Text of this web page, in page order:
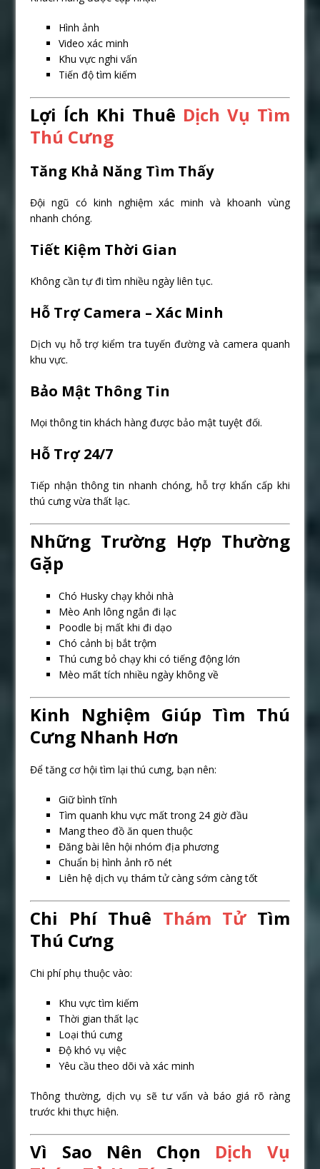
Hình ảnh
Video xác minh
Khu vực nghi vấn
Tiến độ tìm kiếm
Lợi Ích Khi Thuê Dịch Vụ Tìm
Thú Cưng
Tăng Khả Năng Tìm Thấy
Đội ngũ có kinh nghiệm xác minh và khoanh vùng
nhanh chóng.
Tiết Kiệm Thời Gian
Không cần tự đi tìm nhiều ngày liên tục.
Hỗ Trợ Camera – Xác Minh
Dịch vụ hỗ trợ kiểm tra tuyến đường và camera quanh
khu vực.
Bảo Mật Thông Tin
Mọi thông tin khách hàng được bảo mật tuyệt đối.
Hỗ Trợ 24/7
Tiếp nhận thông tin nhanh chóng, hỗ trợ khẩn cấp khi
thú cưng vừa thất lạc.
Những Trường Hợp Thường
Gặp
Chó Husky chạy khỏi nhà
Mèo Anh lông ngắn đi lạc
Poodle bị mất khi đi dạo
Chó cảnh bị bắt trộm
Thú cưng bỏ chạy khi có tiếng động lớn
Mèo mất tích nhiều ngày không về
Kinh Nghiệm Giúp Tìm Thú
Cưng Nhanh Hơn
Để tăng cơ hội tìm lại thú cưng, bạn nên:
Giữ bình tĩnh
Tìm quanh khu vực mất trong 24 giờ đầu
Mang theo đồ ăn quen thuộc
Đăng bài lên hội nhóm địa phương
Chuẩn bị hình ảnh rõ nét
Liên hệ dịch vụ thám tử càng sớm càng tốt
Chi Phí Thuê Thám TửTìm
Thú Cưng
Chi phí phụ thuộc vào:
Khu vực tìm kiếm
Thời gian thất lạc
Loại thú cưng
Độ khó vụ việc
Yêu cầu theo dõi và xác minh
Thông thường, dịch vụ sẽ tư vấn và báo giá rõ ràng
trước khi thực hiện.
Vì Sao Nên Chọn Dịch Vụ